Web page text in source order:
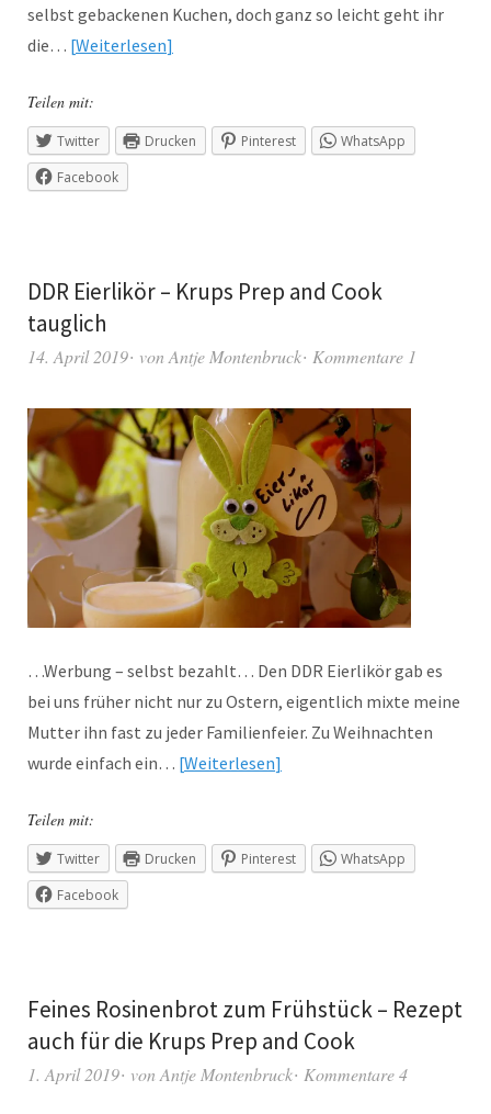
selbst gebackenen Kuchen, doch ganz so leicht geht ihr
die… Weiterlesen
Teilen mit:
Twitter Drucken Pinterest
WhatsApp
Facebook
DDR Eierlikör – Krups Prep and Cook
tauglich
14. April 2019 vonAntje Montenbruck Kommentare 1
…Werbung – selbst bezahlt… Den DDR Eierlikör gab es
bei uns früher nicht nur zu Ostern, eigentlich mixte meine
Mutter ihn fast zu jeder Familienfeier. Zu Weihnachten
wurde einfach ein… Weiterlesen
Teilen mit:
Twitter Drucken Pinterest
WhatsApp
Facebook
Feines Rosinenbrot zum Frühstück – Rezept
auch für die Krups Prep and Cook
1. April 2019 vonAntje Montenbruck Kommentare 4